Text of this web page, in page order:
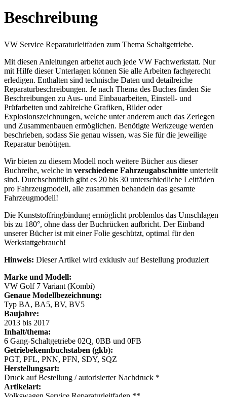
Beschreibung
VW Service Reparaturleitfaden zum Thema Schaltgetriebe.
Mit diesen Anleitungen arbeitet auch jede VW Fachwerkstatt. Nur
mit Hilfe dieser Unterlagen können Sie alle Arbeiten fachgerecht
erledigen. Enthalten sind technische Daten und detailreiche
Reparaturbeschreibungen. Je nach Thema des Buches finden Sie
Beschreibungen zu Aus- und Einbauarbeiten, Einstell- und
Prüfarbeiten und zahlreiche Grafiken, Bilder oder
Explosionszeichnungen, welche unter anderem auch das Zerlegen
und Zusammenbauen ermöglichen. Benötigte Werkzeuge werden
beschrieben, sodass Sie genau wissen, was Sie für die jeweilige
Reparatur benötigen.
Wir bieten zu diesem Modell noch weitere Bücher aus dieser
Buchreihe, welche in verschiedene Fahrzeugabschnitte unterteilt
sind. Durchschnittlich gibt es 20 bis 30 unterschiedliche Leitfäden
pro Fahrzeugmodell, alle zusammen behandeln das gesamte
Fahrzeugmodell!
Die Kunststoffringbindung ermöglicht problemlos das Umschlagen
bis zu 180°, ohne dass der Buchrücken aufbricht. Der Einband
unserer Bücher ist mit einer Folie geschützt, optimal für den
Werkstattgebrauch!
Hinweis: Dieser Artikel wird exklusiv auf Bestellung produziert
Marke und Modell:
VW Golf 7 Variant (Kombi)
Genaue Modellbezeichnung:
Typ BA, BA5, BV, BV5
Baujahre:
2013 bis 2017
Inhalt/thema:
6 Gang-Schaltgetriebe 02Q, 0BB und 0FB
Getriebekennbuchstaben (gkb):
PGT, PFL, PNN, PFN, SDY, SQZ
Herstellungsart:
Druck auf Bestellung / autorisierter Nachdruck *
Artikelart: